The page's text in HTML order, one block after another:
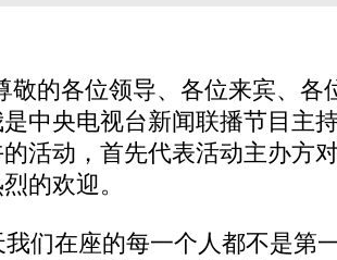
的各位领导、各位来宾、各
中央电视台新闻联播节目主
活动，首先代表活动主办方
的欢迎。
们在座的每一个人都不是第